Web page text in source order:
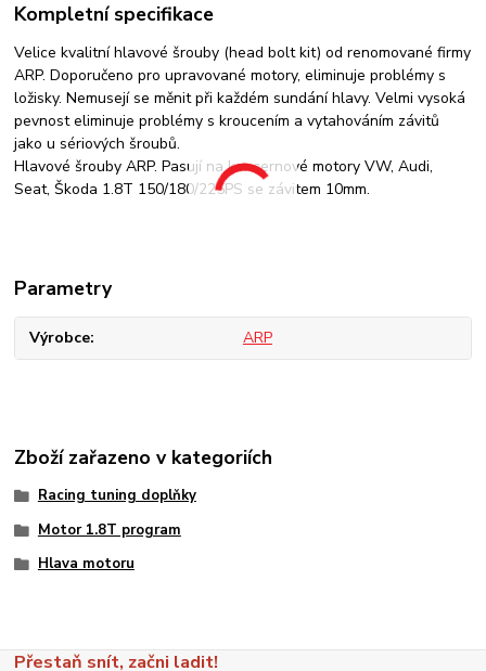
Kompletní specifikace
Velice kvalitní hlavové šrouby (head bolt kit) od renomované firmy
ARP. Doporučeno pro upravované motory, eliminuje problémy s
ložisky. Nemusejí se měnit při každém sundání hlavy. Velmi vysoká
pevnost eliminuje problémy s kroucením a vytahováním závitů
jako u sériových šroubů.
Hlavové šrouby ARP. Pasují na koncernové motory VW, Audi,
Seat, Škoda 1.8T 150/180/225PS se závitem 10mm.
Parametry
Výrobce ARP
Zboží zařazeno v kategoriích
Racing tuning doplňky
Motor 1.8T program
Hlava motoru
Přestaň snít, začni ladit!